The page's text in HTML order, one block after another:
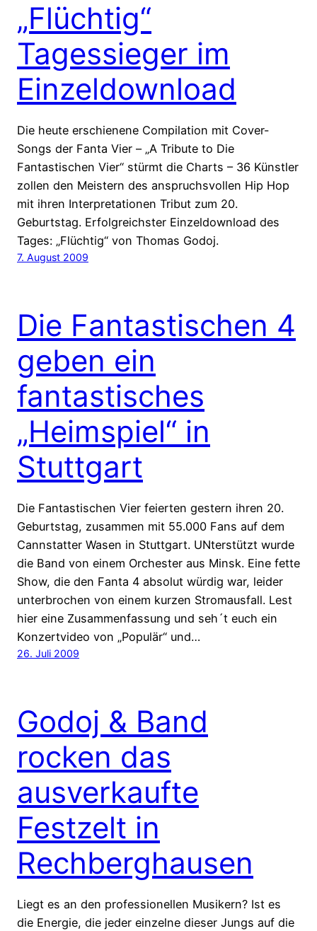
„Flüchtig“
Tagessieger im
Einzeldownload
Die heute erschienene Compilation mit Cover-
Songs der Fanta Vier – „A Tribute to Die
Fantastischen Vier“ stürmt die Charts – 36 Künstler
zollen den Meistern des anspruchsvollen Hip Hop
mit ihren Interpretationen Tribut zum 20.
Geburtstag. Erfolgreichster Einzeldownload des
Tages: „Flüchtig“ von Thomas Godoj.
7. August 2009
Die Fantastischen 4
geben ein
fantastisches
„Heimspiel“ in
Stuttgart
Die Fantastischen Vier feierten gestern ihren 20.
Geburtstag, zusammen mit 55.000 Fans auf dem
Cannstatter Wasen in Stuttgart. UNterstützt wurde
die Band von einem Orchester aus Minsk. Eine fette
Show, die den Fanta 4 absolut würdig war, leider
unterbrochen von einem kurzen Stromausfall. Lest
hier eine Zusammenfassung und seh´t euch ein
Konzertvideo von „Populär“ und…
26. Juli 2009
Godoj & Band
rocken das
ausverkaufte
Festzelt in
Rechberghausen
Liegt es an den professionellen Musikern? Ist es
die Energie, die jeder einzelne dieser Jungs auf die